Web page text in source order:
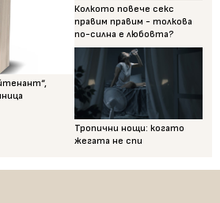
Колкото повече секс
правим правим - толкова
по-силна е любовта?
Тропични нощи: когато
жегата не спи